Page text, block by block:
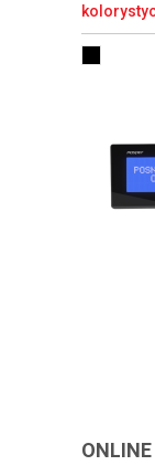
ONLINE